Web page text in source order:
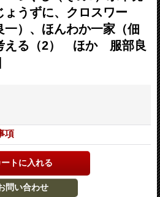
ょうずに、クロスワー
一）、ほんわか一家（佃
える（2） ほか 服部良
項